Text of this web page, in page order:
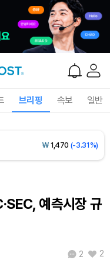
브리핑 속보 일반
₩2,711,499(-0.55%)
₩ 1,470 (-3.31%)
₩ 464.7(-0.33%)
예측시장 규
2 2